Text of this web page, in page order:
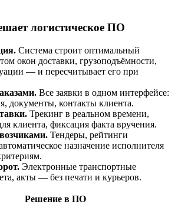
логистическое ПО
Система строит оптимальный
окон доставки, грузоподъёмности,
— и пересчитывает его при
Все заявки в одном интерфейсе:
документы, контакты клиента.
Трекинг в реальном времени,
клиента, фиксация факта вручения.
Тендеры, рейтинги
назначение исполнителя
Электронные транспортные
акты — без печати и курьеров.
Решение в ПО